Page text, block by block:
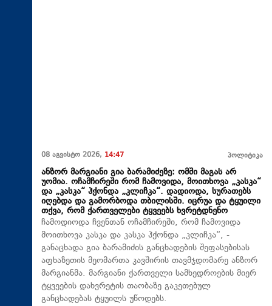
08 აგვისტო 2026, 14:47 პოლიტიკა
ანზორ მარგიანი გია ბარამიძეზე: ომში მაგას არ
უომია. ოჩამჩირეში რომ ჩამოვიდა, მოითხოვა „კასკა“
და „კასკა“ ჰქონდა „კლიჩკა“. დადიოდა, სურათებს
იღებდა და გამორბოდა თბილისში. იცრუა და ტყუილი
თქვა, რომ ქართველები ტყვეებს ხვრეტდნენო
ჩამოდიოდა ჩვენთან ოჩამჩირეში, რომ ჩამოვიდა
მოითხოვა კასკა და კასკა ჰქონდა „კლიჩკა“, -
განაცხადა გია ბარამიძის განცხადების შეფასებისას
აფხაზეთის მეომართა კავშირის თავმჯდომარე ანზორ
მარგიანმა. მარგიანი ქართველი სამხედროების მიერ
ტყვეების დახვრეტის თაობაზე გაკეთებულ
განცხადებას ტყუილს უწოდებს.